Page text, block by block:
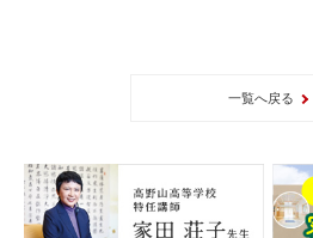
一覧へ戻る